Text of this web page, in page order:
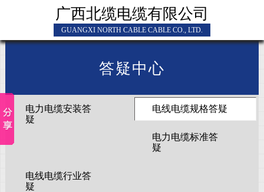
广西北缆电缆有限公司
GUANGXI NORTH CABLE CABLE CO., LTD.
答疑中心
电力电缆安装答
疑
电线电缆规格答疑
电力电缆标准答
疑
电线电缆行业答
疑